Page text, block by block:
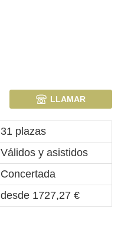
LLAMAR
31 plazas
Válidos y asistidos
Concertada
desde 1727,27 €